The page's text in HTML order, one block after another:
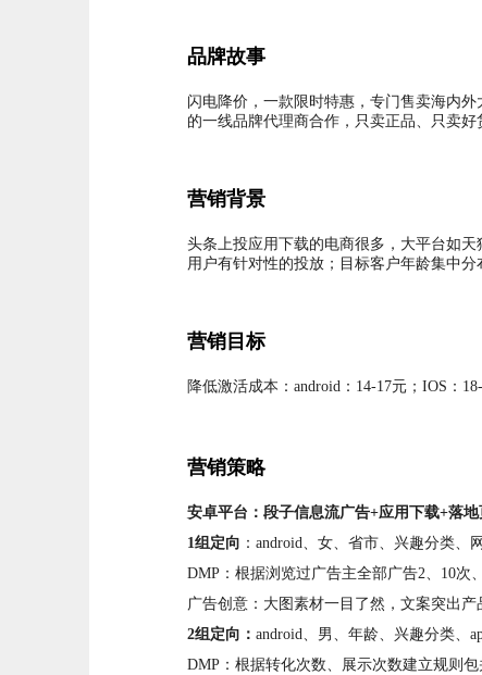
品牌故事
闪电降价，一款限时特惠，专门售卖海内
的一线品牌代理商合作，只卖正品、只卖好
营销背景
头条上投应用下载的电商很多，大平台如
用户有针对性的投放；目标客户年龄集中分
营销目标
降低激活成本：android：14-17元；IOS：
营销策略
安卓平台：段子信息流广告+应用下载+落
1组定向 ：android、女、省市、兴趣分类
DMP：根据浏览过广告主全部广告2、10次
广告创意 ：大图素材一目了然，文案突出产
2组定向： android、男、年龄、兴趣分类、
DMP：根据转化次数、展示次数建立规则